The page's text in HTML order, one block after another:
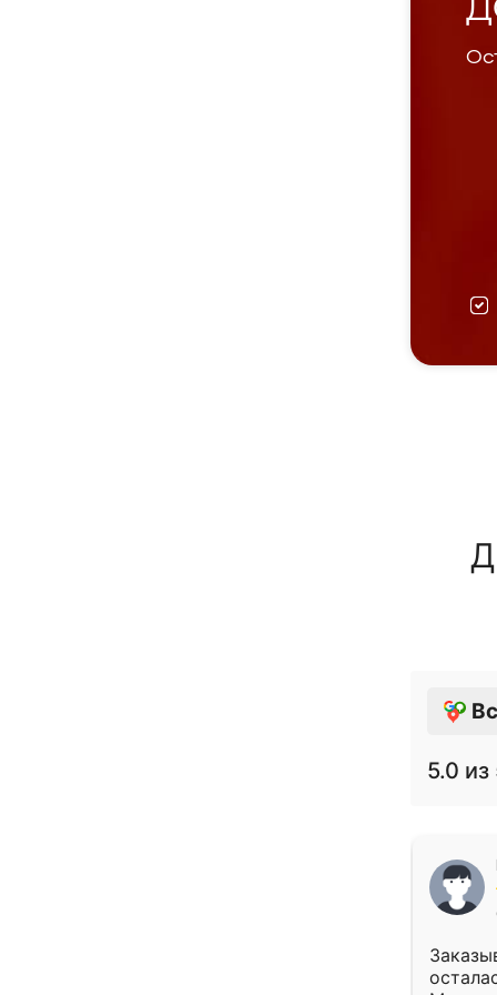
5.0 из